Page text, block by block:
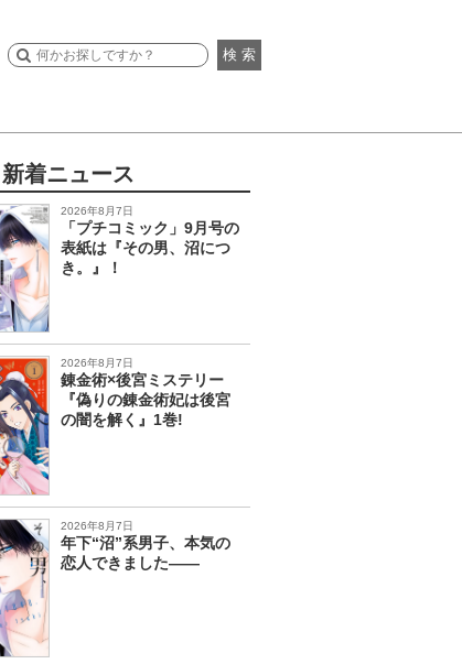
検 索
新着ニュース
2026年8月7日
「プチコミック」9月号の
表紙は『その男、沼につ
き。』！
2026年8月7日
錬金術×後宮ミステリー
『偽りの錬金術妃は後宮
の闇を解く』1巻!
2026年8月7日
年下“沼”系男子、本気の
恋人できました――